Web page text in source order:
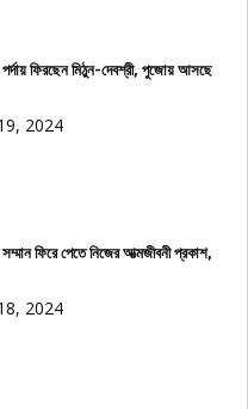
ফিরছেন মিঠুন-দেবশ্রী, পুজোয় আসছে
2024
ফিরে পেতে নিজের আত্মজীবনী প্রকাশ,
2024